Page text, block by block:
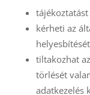
kérheti az
tiltakozhat
törlését
adatkezelés